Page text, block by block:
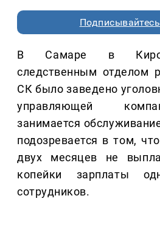
В Самаре в
следственным отделом
СК было заведено
управляющей
занимается
подозревается в том,
двух месяцев не
копейки зарплаты
сотрудников.